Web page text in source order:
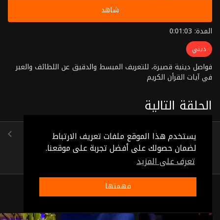
يستخدم هذا الموقع ملفات تعريف الارتباط
لضمان حصولك على أفضل تجربة على موقعنا.
تعرف على المزيد
فهمتها
شاهد
المدة: 0:01:03
ديني
فواصل دينية قصيرة، للتعريف المبسط والدقيق عن اللطائف والعبر
في آيات القرأن الكريم
الحلقة التالية
الحلقة 83
(0:00:53)
ذات صلة